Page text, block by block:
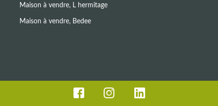
Maison à vendre, L hermitage
Maison à vendre, Bedee